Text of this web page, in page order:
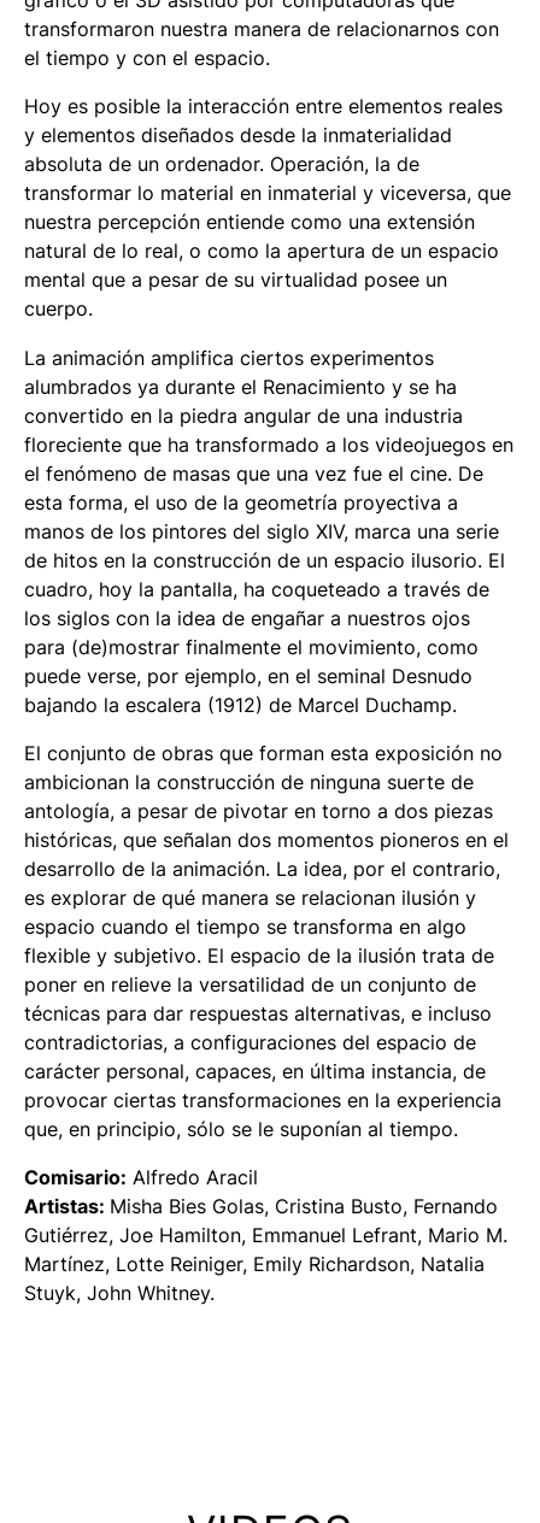
transformaron nuestra manera de relacionarnos con
el tiempo y con el espacio.
Hoy es posible la interacción entre elementos reales
y elementos diseñados desde la inmaterialidad
absoluta de un ordenador. Operación, la de
transformar lo material en inmaterial y viceversa, que
nuestra percepción entiende como una extensión
natural de lo real, o como la apertura de un espacio
mental que a pesar de su virtualidad posee un
cuerpo.
La animación amplifica ciertos experimentos
alumbrados ya durante el Renacimiento y se ha
convertido en la piedra angular de una industria
floreciente que ha transformado a los videojuegos en
el fenómeno de masas que una vez fue el cine. De
esta forma, el uso de la geometría proyectiva a
manos de los pintores del siglo XIV, marca una serie
de hitos en la construcción de un espacio ilusorio. El
cuadro, hoy la pantalla, ha coqueteado a través de
los siglos con la idea de engañar a nuestros ojos
para (de)mostrar finalmente el movimiento, como
puede verse, por ejemplo, en el seminal Desnudo
bajando la escalera (1912) de Marcel Duchamp.
El conjunto de obras que forman esta exposición no
ambicionan la construcción de ninguna suerte de
antología, a pesar de pivotar en torno a dos piezas
históricas, que señalan dos momentos pioneros en el
desarrollo de la animación. La idea, por el contrario,
es explorar de qué manera se relacionan ilusión y
espacio cuando el tiempo se transforma en algo
flexible y subjetivo. El espacio de la ilusión trata de
poner en relieve la versatilidad de un conjunto de
técnicas para dar respuestas alternativas, e incluso
contradictorias, a configuraciones del espacio de
carácter personal, capaces, en última instancia, de
provocar ciertas transformaciones en la experiencia
que, en principio, sólo se le suponían al tiempo.
Comisario: Alfredo Aracil
Artistas: Misha Bies Golas, Cristina Busto, Fernando
Gutiérrez, Joe Hamilton, Emmanuel Lefrant, Mario M.
Martínez, Lotte Reiniger, Emily Richardson, Natalia
Stuyk, John Whitney.